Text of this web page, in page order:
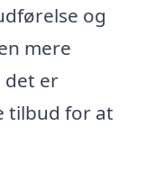
og
mere
det er
tilbud for at